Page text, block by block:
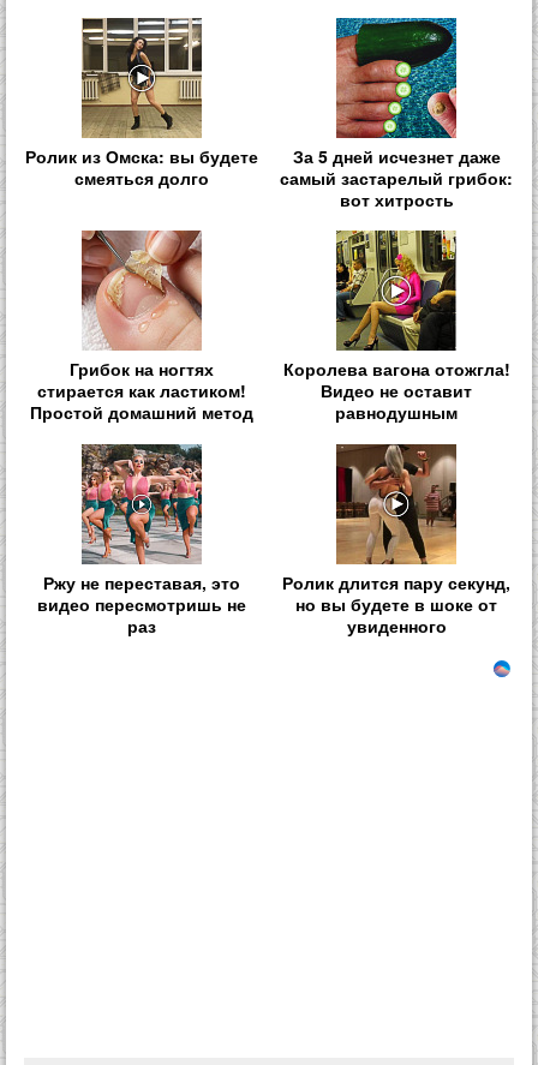
Ролик из Омска: вы будете
смеяться долго
За 5 дней исчезнет даже
самый застарелый грибок:
вот хитрость
Грибок на ногтях
стирается как ластиком!
Простой домашний метод
Королева вагона отожгла!
Видео не оставит
равнодушным
Ржу не переставая, это
видео пересмотришь не
раз
Ролик длится пару секунд,
но вы будете в шоке от
увиденного